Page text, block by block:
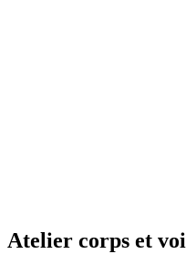
Atelier corps et